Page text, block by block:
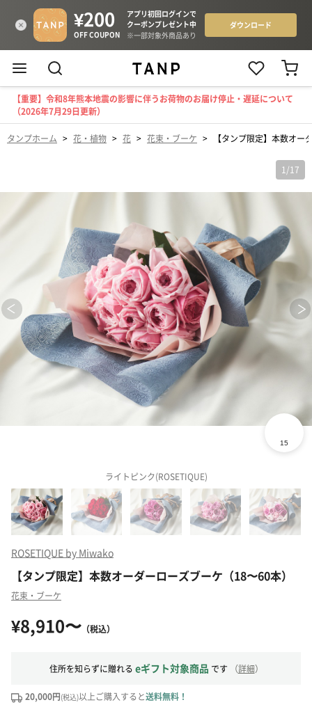
【重要】令和8年熊本地震の影響に伴うお荷物のお届け停止・遅延について
（2026年7月29日更新）
タンプホーム > 花・植物 > 花 > 花束・ブーケ > 【タンプ限定】本数オ
1 /17
ライトピンク(ROSETIQUE)
ROSETIQUE by Miwako
【タンプ限定】本数オーダーローズブーケ（18〜60本）
花束・ブーケ
¥8,910〜 （税込）
住所を知らずに贈れる eギフト対象商品 です （詳細）
20,000円(税込)以上ご購入すると送料無料！